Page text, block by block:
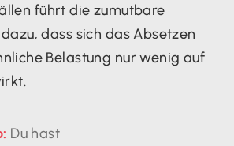
führt die zumutbare
dass sich das Absetzen
Belastung nur wenig auf
Du hast